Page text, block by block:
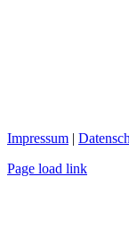
Impressum |
Page load link